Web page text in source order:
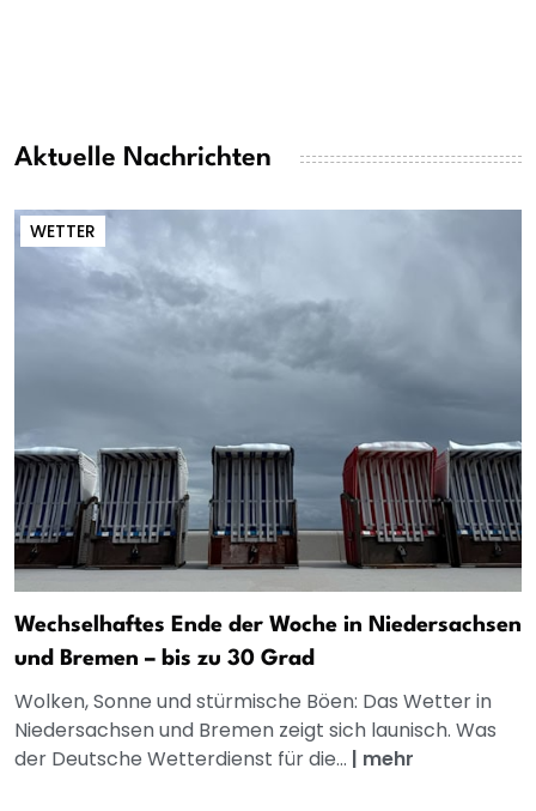
Aktuelle Nachrichten
WETTER
Wechselhaftes Ende der Woche in Niedersachsen
und Bremen – bis zu 30 Grad
Wolken, Sonne und stürmische Böen: Das Wetter in
Niedersachsen und Bremen zeigt sich launisch. Was
der Deutsche Wetterdienst für die... | mehr